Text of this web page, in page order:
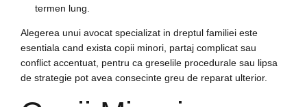
termen lung.
Alegerea unui avocat specializat in dreptul familiei este
esentiala cand exista copii minori, partaj complicat sau
conflict accentuat, pentru ca greselile procedurale sau lipsa
de strategie pot avea consecinte greu de reparat ulterior.